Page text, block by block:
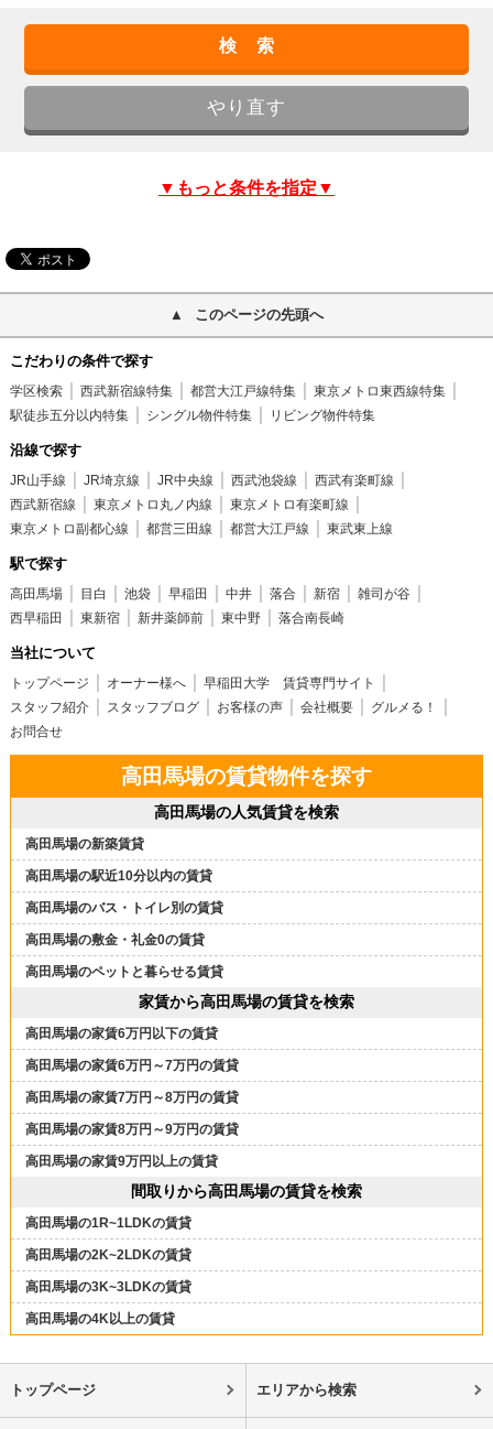
▼もっと条件を指定▼
このページの先頭へ
こだわりの条件で探す
学区検索 西武新宿線特集 都営大江戸線特集
東京メトロ東西線特集
駅徒歩五分以内特集
シングル物件特集 リビング物件特集
沿線で探す
JR山手線 JR埼京線 JR中央線 西武池袋線
西武有楽町線
西武新宿線
東京メトロ丸ノ内線
東京メトロ有楽町線
東京メトロ副都心線
都営三田線 都営大江戸線 東武東上線
駅で探す
高田馬場 目白 池袋 早稲田 中井 落合 新宿
雑司が谷
西早稲田
東新宿 新井薬師前 東中野 落合南長崎
当社について
トップページ オーナー様へ
早稲田大学 賃貸専門サイト
スタッフ紹介
スタッフブログ お客様の声 会社概要
グルメる！
お問合せ
高田馬場の賃貸物件を探す
高田馬場の人気賃貸を検索
高田馬場の新築賃貸
高田馬場の駅近10分以内の賃貸
高田馬場のバス・トイレ別の賃貸
高田馬場の敷金・礼金0の賃貸
高田馬場のペットと暮らせる賃貸
家賃から高田馬場の賃貸を検索
高田馬場の家賃6万円以下の賃貸
高田馬場の家賃6万円～7万円の賃貸
高田馬場の家賃7万円～8万円の賃貸
高田馬場の家賃8万円～9万円の賃貸
高田馬場の家賃9万円以上の賃貸
間取りから高田馬場の賃貸を検索
高田馬場の1R~1LDKの賃貸
高田馬場の2K~2LDKの賃貸
高田馬場の3K~3LDKの賃貸
高田馬場の4K以上の賃貸
トップページ エリアから検索